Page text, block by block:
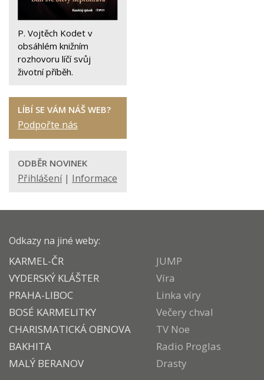
P. Vojtěch Kodet v
obsáhlém knižním
rozhovoru líčí svůj
životní příběh.
LÍBÍ SE VÁM NÁŠ WEB?
Podpořte nás
ODBĚR NOVINEK
Přihlášení| Informace
Odkazy na jiné weby:
KARMEL-ČR
VYDERSKÝ KLÁŠTER
PRAHA-LIBOC
BOSÉ KARMELITKY
CHARISMATICKÁ OBNOVA
BAKHITA
MALÝ BERANOV
JUMP
Víra
Linka víry
Večery chval
TV Noe
Radio Proglas
Drasty